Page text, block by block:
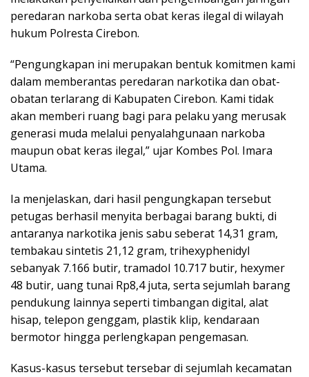
peredaran narkoba serta obat keras ilegal di wilayah
hukum Polresta Cirebon.
“Pengungkapan ini merupakan bentuk komitmen kami
dalam memberantas peredaran narkotika dan obat-
obatan terlarang di Kabupaten Cirebon. Kami tidak
akan memberi ruang bagi para pelaku yang merusak
generasi muda melalui penyalahgunaan narkoba
maupun obat keras ilegal,” ujar Kombes Pol. Imara
Utama.
Ia menjelaskan, dari hasil pengungkapan tersebut
petugas berhasil menyita berbagai barang bukti, di
antaranya narkotika jenis sabu seberat 14,31 gram,
tembakau sintetis 21,12 gram, trihexyphenidyl
sebanyak 7.166 butir, tramadol 10.717 butir, hexymer
48 butir, uang tunai Rp8,4 juta, serta sejumlah barang
pendukung lainnya seperti timbangan digital, alat
hisap, telepon genggam, plastik klip, kendaraan
bermotor hingga perlengkapan pengemasan.
Kasus-kasus tersebut tersebar di sejumlah kecamatan